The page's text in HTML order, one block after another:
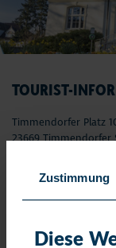
Zustimmung
Diese
TOURIST-
Timmendorfer Platz
23669 Timmendorfer
Telefax: 04503-3585-45
AKTUELLE